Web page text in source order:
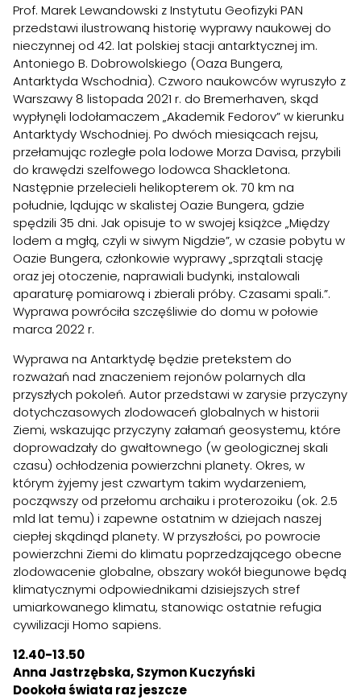
Prof. Marek Lewandowski z Instytutu Geofizyki PAN
przedstawi ilustrowaną historię wyprawy naukowej do
nieczynnej od 42. lat polskiej stacji antarktycznej im.
Antoniego B. Dobrowolskiego (Oaza Bungera,
Antarktyda Wschodnia). Czworo naukowców wyruszyło z
Warszawy 8 listopada 2021 r. do Bremerhaven, skąd
wypłynęli lodołamaczem „Akademik Fedorov” w kierunku
Antarktydy Wschodniej. Po dwóch miesiącach rejsu,
przełamując rozległe pola lodowe Morza Davisa, przybili
do krawędzi szelfowego lodowca Shackletona.
Następnie przelecieli helikopterem ok. 70 km na
południe, lądując w skalistej Oazie Bungera, gdzie
spędzili 35 dni. Jak opisuje to w swojej książce „Między
lodem a mgłą, czyli w siwym Nigdzie”, w czasie pobytu w
Oazie Bungera, członkowie wyprawy „sprzątali stację
oraz jej otoczenie, naprawiali budynki, instalowali
aparaturę pomiarową i zbierali próby. Czasami spali.”.
Wyprawa powróciła szczęśliwie do domu w połowie
marca 2022 r.
Wyprawa na Antarktydę będzie pretekstem do
rozważań nad znaczeniem rejonów polarnych dla
przyszłych pokoleń. Autor przedstawi w zarysie przyczyny
dotychczasowych zlodowaceń globalnych w historii
Ziemi, wskazując przyczyny załamań geosystemu, które
doprowadzały do gwałtownego (w geologicznej skali
czasu) ochłodzenia powierzchni planety. Okres, w
którym żyjemy jest czwartym takim wydarzeniem,
począwszy od przełomu archaiku i proterozoiku (ok. 2.5
mld lat temu) i zapewne ostatnim w dziejach naszej
ciepłej skądinąd planety. W przyszłości, po powrocie
powierzchni Ziemi do klimatu poprzedzającego obecne
zlodowacenie globalne, obszary wokół biegunowe będą
klimatycznymi odpowiednikami dzisiejszych stref
umiarkowanego klimatu, stanowiąc ostatnie refugia
cywilizacji Homo sapiens.
12.40-13.50
Anna Jastrzębska, Szymon Kuczyński
Dookoła świata raz jeszcze